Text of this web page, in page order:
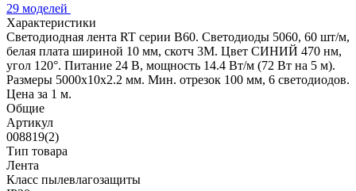
29 моделей
Характеристики
Светодиодная лента RT серии B60. Светодиоды 5060, 60 шт/м,
белая плата шириной 10 мм, скотч 3M. Цвет СИНИЙ 470 нм,
угол 120°. Питание 24 В, мощность 14.4 Вт/м (72 Вт на 5 м).
Размеры 5000x10x2.2 мм. Мин. отрезок 100 мм, 6 светодиодов.
Цена за 1 м.
Общие
Артикул
008819(2)
Тип товара
Лента
Класс пылевлагозащиты